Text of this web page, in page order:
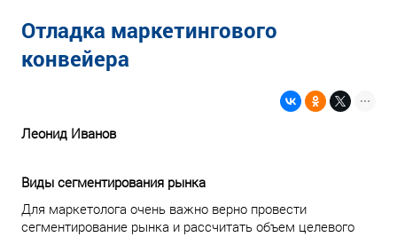
Отладка маркетингового
конвейера
Леонид Иванов
Виды сегментирования рынка
Для маркетолога очень важно верно провести
сегментирование рынка и рассчитать объем целевого